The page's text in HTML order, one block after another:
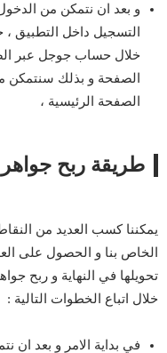
و بعد ان نتمكن من
التسجيل داخل التطبيق
خلال حساب جوجل عبر
الصفحة و بذلك سنتمكن
الصفحة الرئيسية ،
طريقة ربح
يمكننا كسب العديد من
الخاص بنا و الحصول على
تحويلها في النهاية و ربح
خلال اتباع الخطوات التالية :
في بداية الامر و بعد ان